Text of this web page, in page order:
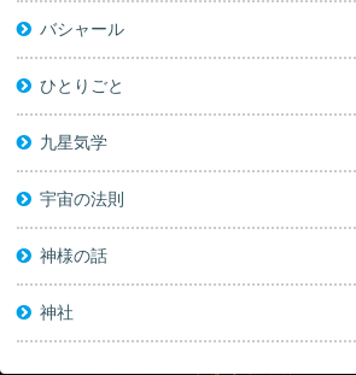
バシャール
ひとりごと
九星気学
宇宙の法則
神様の話
神社